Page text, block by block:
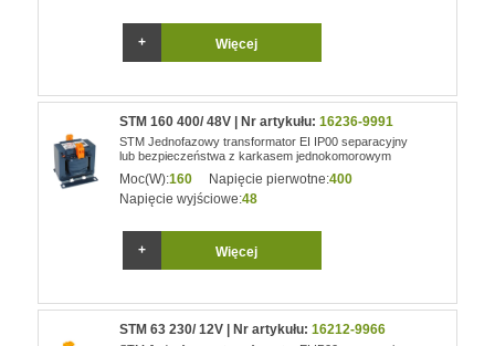
Więcej
STM 160 400/ 48V | Nr artykułu:16236-9991
STM Jednofazowy transformator EI IP00 separacyjny
lub bezpieczeństwa z karkasem jednokomorowym
Moc(W):160 Napięcie pierwotne:400
Napięcie wyjściowe:48
Więcej
STM 63 230/ 12V | Nr artykułu:16212-9966